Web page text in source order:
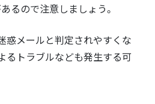
るので注意しましょう。
惑メールと判定されやすくな
るトラブルなども発生する可